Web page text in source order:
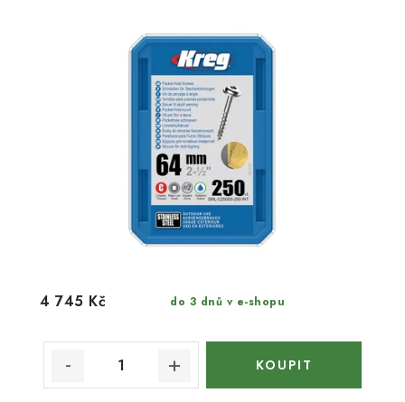
do 3 dnů v e-shopu
4 745 Kč